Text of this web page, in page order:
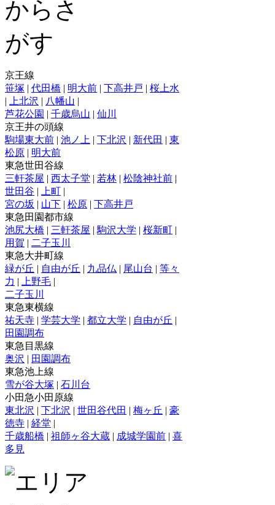
京王線
笹塚 | 代田橋 | 明大前 | 下高井戸 | 桜上水
|
上北沢 | 八幡山 |
芦花公園 | 千歳烏山 | 仙川
京王井の頭線
駒場東大前 | 池ノ上 | 下北沢 | 新代田 | 東
松原 | 明大前
東急世田谷線
三軒茶屋 | 西太子堂 | 若林 | 松陰神社前 |
世田谷 | 上町 |
宮の坂 | 山下 | 松原 | 下高井戸
東急田園都市線
池尻大橋 | 三軒茶屋 | 駒沢大学 | 桜新町 |
用賀 | 二子玉川
東急大井町線
緑が丘 | 自由が丘 | 九品仏 | 尾山台 | 等々
力 | 上野毛 |
二子玉川
東急東横線
祐天寺 | 学芸大学 | 都立大学 | 自由が丘 |
田園調布
東急目黒線
奥沢 | 田園調布
東急池上線
雪が谷大塚 | 石川台
小田急小田原線
東北沢 | 下北沢 | 世田谷代田 | 梅ヶ丘 | 豪
徳寺 | 経堂 |
千歳船橋 | 祖師ヶ谷大蔵 | 成城学園前 | 喜
多見